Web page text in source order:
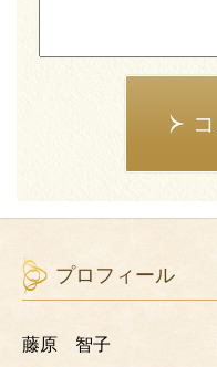
プロフィール
藤原 智子